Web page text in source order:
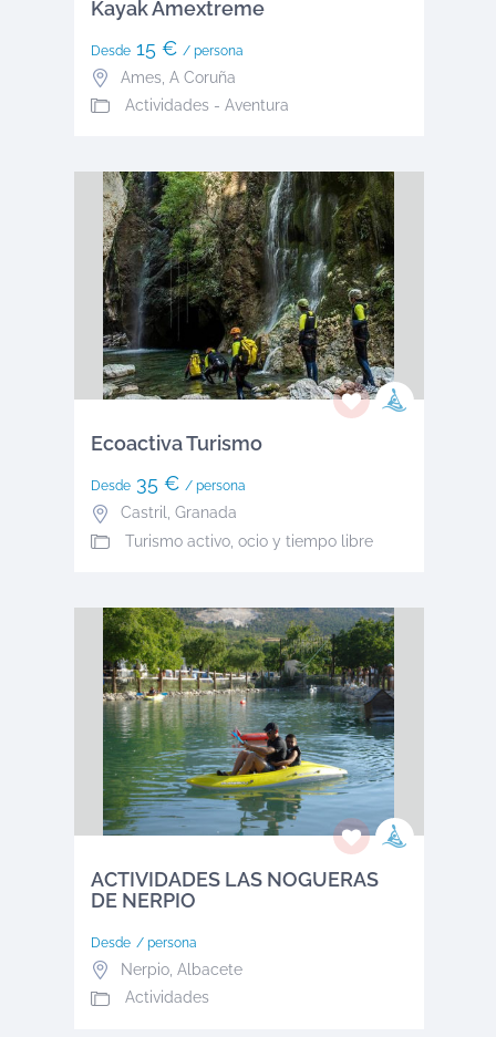
Kayak Amextreme
Desde15 € / persona
Ames, A Coruña
Actividades - Aventura
Ecoactiva Turismo
Desde35 € / persona
Castril, Granada
Turismo activo, ocio y tiempo libre
ACTIVIDADES LAS NOGUERAS
DE NERPIO
Desde / persona
Nerpio, Albacete
Actividades